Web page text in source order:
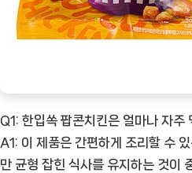
Q1: 한입쏙 팝콘치킨은 얼마나 자주
A1: 이 제품은 간편하게 조리할 수
만 균형 잡힌 식사를 유지하는 것이